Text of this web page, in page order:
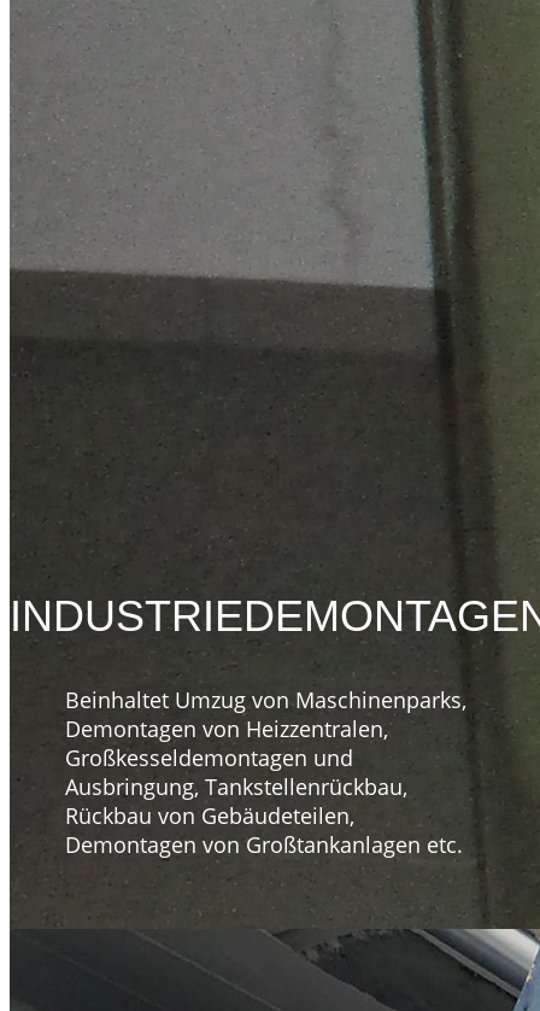
Beinhaltet Umzug von Maschinenparks,
Demontagen von Heizzentralen,
Großkesseldemontagen und
Ausbringung, Tankstellenrückbau,
Rückbau von Gebäudeteilen,
Demontagen von Großtankanlagen etc.